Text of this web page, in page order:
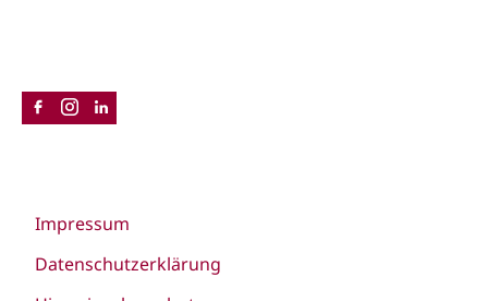
Impressum
Datenschutzerklärung